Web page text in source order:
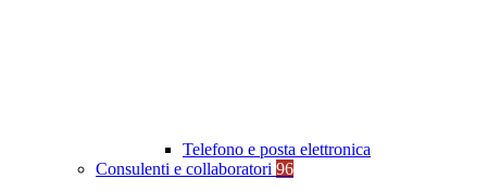
Telefono e posta elettronica
Consulenti e collaboratori 96